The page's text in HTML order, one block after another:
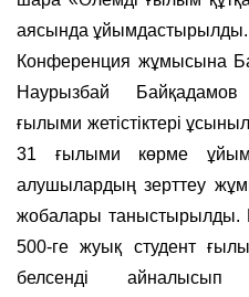
аясында ұйымдастырылды.
Конференция жұмысына
Наурызбай Байқадамов
ғылыми жетістіктері
31 ғылыми көрме
алушылардың зерттеу
жобалары таныстырылды.
500-ге жуық студент
белсенді